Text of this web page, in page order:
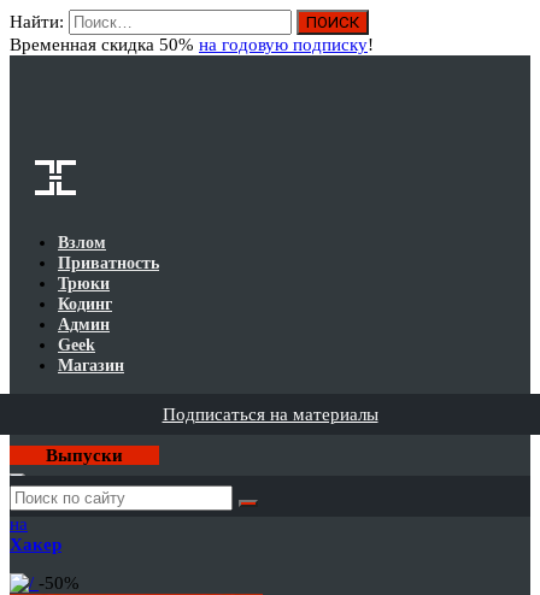
Найти:
Временная скидка 50% на годовую подписку!
Взлом
Приватность
Трюки
Кодинг
Админ
Geek
Магазин
Подписаться на материалы
Выпуски
Годовая
подписка
на
Хакер
-50%